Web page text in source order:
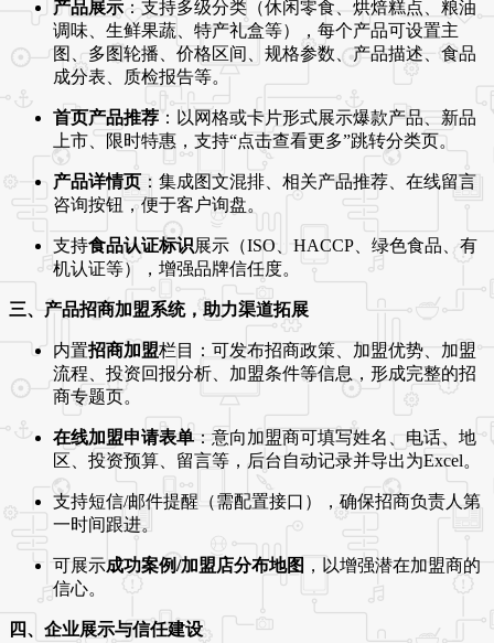
产品展示 ：支持多级分类（休闲零食、烘焙糕点、粮油
调味、生鲜果蔬、特产礼盒等），每个产品可设置主
图、多图轮播、价格区间、规格参数、产品描述、食品
成分表、质检报告等。
首页产品推荐：以网格或卡片形式展示爆款产品、新品
上市、限时特惠，支持“点击查看更多”跳转分类页。
产品详情页：集成图文混排、相关产品推荐、在线留言
咨询按钮，便于客户询盘。
支持食品认证标识展示（ISO、HACCP、绿色食品、有
机认证等），增强品牌信任度。
三、产品招商加盟系统，助力渠道拓展
内置招商加盟栏目：可发布招商政策、加盟优势、加盟
流程、投资回报分析、加盟条件等信息，形成完整的招
商专题页。
在线加盟申请表单：意向加盟商可填写姓名、电话、地
区、投资预算、留言等，后台自动记录并导出为Excel。
支持短信/邮件提醒（需配置接口），确保招商负责人第
一时间跟进。
可展示成功案例/加盟店分布地图 ，以增强潜在加盟商的
信心。
四、企业展示与信任建设